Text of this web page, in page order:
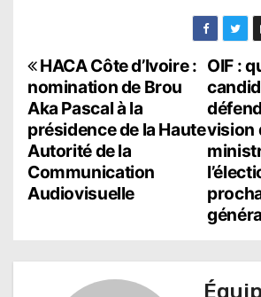
N
a
v
i
g
OIF :
vision
HACA Côte d’Ivoire :
nomination de Brou
Aka Pascal à la
présidence de la Haute
Autorité de la
Communication
Audiovisuelle